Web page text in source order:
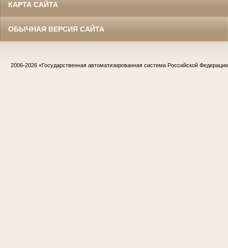
КАРТА САЙТА
ОБЫЧНАЯ ВЕРСИЯ САЙТА
2006-2026 «Государственная автоматизированная система Российской